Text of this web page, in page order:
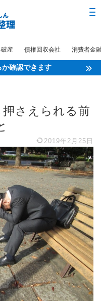
破産 債権回収会社 消費者金
確認できます
さえられる前
2019年2月25日